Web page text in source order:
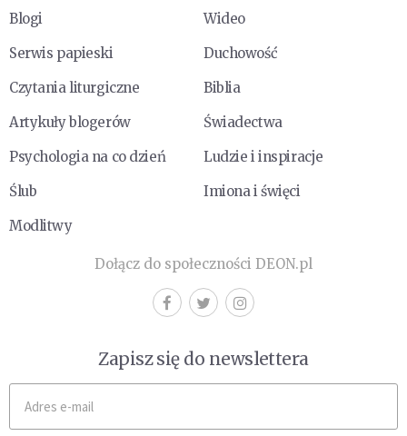
Blogi
Wideo
Serwis papieski
Duchowość
Czytania liturgiczne
Biblia
Artykuły blogerów
Świadectwa
Psychologia na co dzień
Ludzie i inspiracje
Ślub
Imiona i święci
Modlitwy
Dołącz do społeczności DEON.pl
Zapisz się do newslettera